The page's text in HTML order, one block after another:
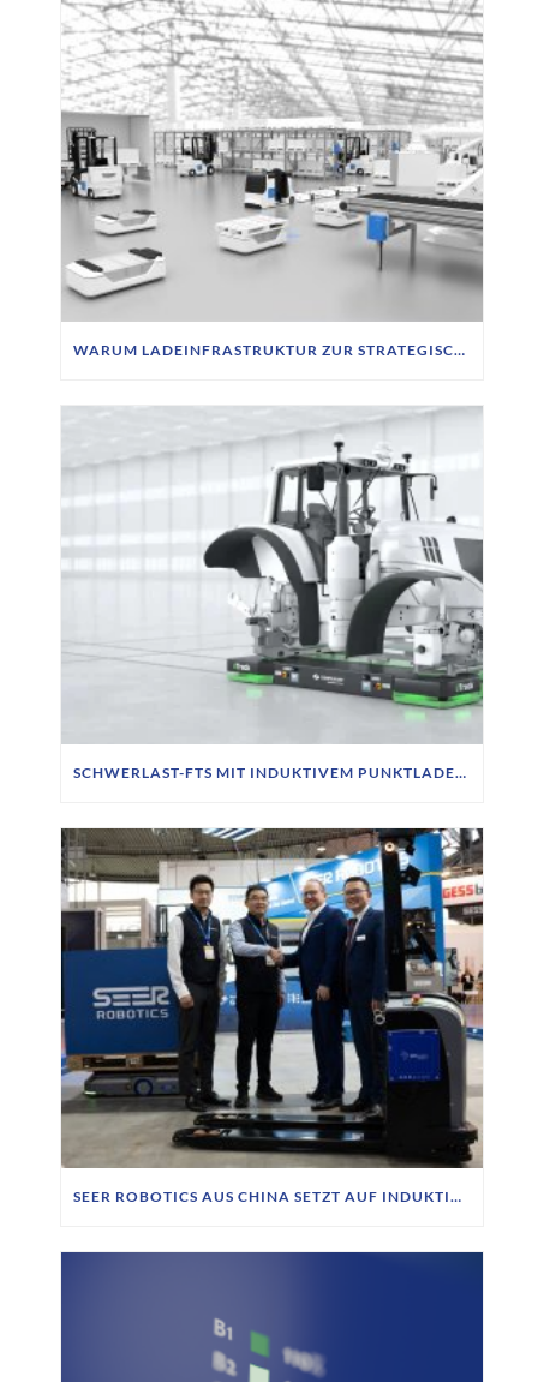
WARUM LADEINFRASTRUKTUR ZUR STRATEGISCHEN AUFGABE FÜR FTS-BETREIBER WIRD
SCHWERLAST-FTS MIT INDUKTIVEM PUNKTLADEN BEI SIEMPELKAMP
SEER ROBOTICS AUS CHINA SETZT AUF INDUKTIVE LADETECHNIK